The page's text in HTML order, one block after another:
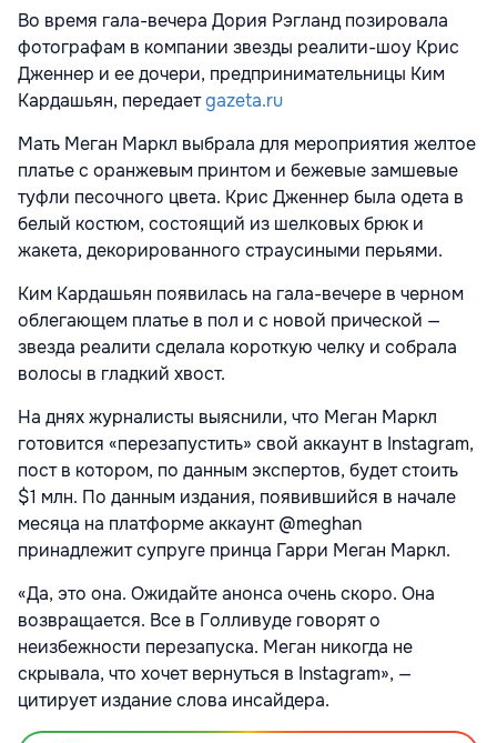
Во время гала-вечера Дория Рэгланд позировала
фотографам в компании звезды реалити-шоу Крис
Дженнер и ее дочери, предпринимательницы Ким
Кардашьян, передаетgazeta.ru
Мать Меган Маркл выбрала для мероприятия желтое
платье с оранжевым принтом и бежевые замшевые
туфли песочного цвета. Крис Дженнер была одета в
белый костюм, состоящий из шелковых брюк и
жакета, декорированного страусиными перьями.
Ким Кардашьян появилась на гала-вечере в черном
облегающем платье в пол и с новой прической —
звезда реалити сделала короткую челку и собрала
волосы в гладкий хвост.
На днях журналисты выяснили, что Меган Маркл
готовится «перезапустить» свой аккаунт в Instagram,
пост в котором, по данным экспертов, будет стоить
$1 млн. По данным издания, появившийся в начале
месяца на платформе аккаунт @meghan
принадлежит супруге принца Гарри Меган Маркл.
«Да, это она. Ожидайте анонса очень скоро. Она
возвращается. Все в Голливуде говорят о
неизбежности перезапуска. Меган никогда не
скрывала, что хочет вернуться в Instagram», —
цитирует издание слова инсайдера.